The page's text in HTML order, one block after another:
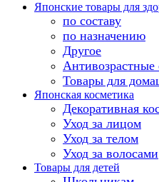
Японские товары для
по составу
по назначению
Другое
Антивозрастные
Товары для
Японская косметика
Декоративная
Уход за лицом
Уход за телом
Уход за волосами
Товары для детей